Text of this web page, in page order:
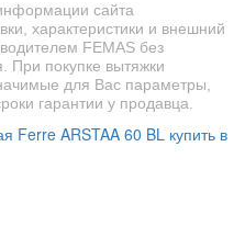
сайта
характеристики и внешний
FEMAS без
При покупке вытяжки
для Вас параметры,
гарантии у продавца.
Ferre ARSTAA 60 BL купить в